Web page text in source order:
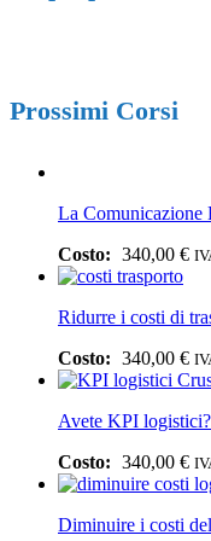
Prossimi Corsi
La Comunicazione
340,00 €
Ridurre i costi di
340,00 €
Avete KPI
340,00 €
Diminuire i costi